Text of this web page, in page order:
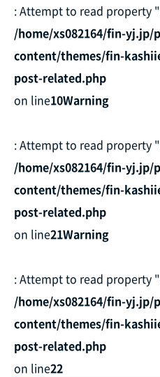
: Attempt to read property
/home/xs082164/fin-
content/themes/fin-
post-related.php
on line10Warning
: Attempt to read property
/home/xs082164/fin-
content/themes/fin-
post-related.php
on line21Warning
: Attempt to read property
/home/xs082164/fin-
content/themes/fin-
post-related.php
on line22